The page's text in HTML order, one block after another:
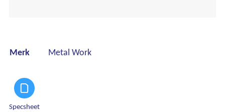
Merk Metal Work
Specsheet